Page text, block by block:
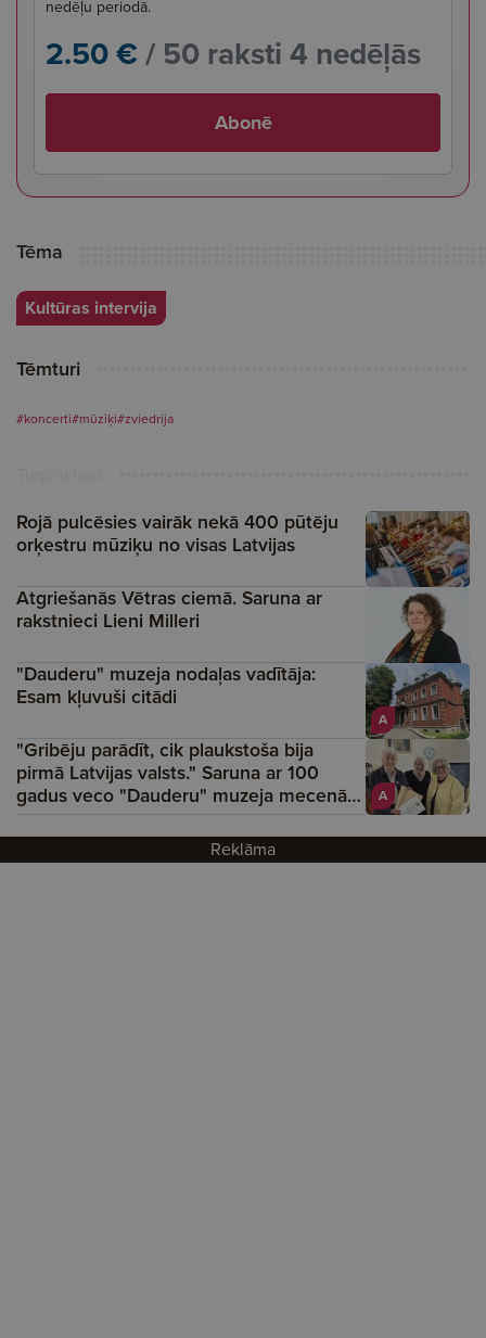
nedēļu periodā.
2.50 €/ 50 raksti 4 nedēļās
Abonē
Tēma
Kultūras intervija
Tēmturi
#koncerti#mūziķi#zviedrija
Rojā pulcēsies vairāk nekā 400 pūtēju
orķestru mūziķu no visas Latvijas
Atgriešanās Vētras ciemā. Saruna ar
rakstnieci Lieni Milleri
A
"Dauderu" muzeja nodaļas vadītāja:
Esam kļuvuši citādi
A
"Gribēju parādīt, cik plaukstoša bija
pirmā Latvijas valsts." Saruna ar 100
gadus veco "Dauderu" muzeja mecenātu
Gai­di Graudiņu
Reklāma